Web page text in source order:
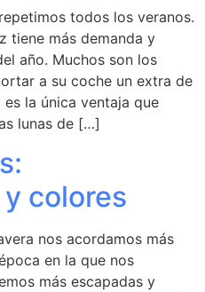
todos los veranos.
tiene más demanda y
año. Muchos son los
a su coche un extra de
la única ventaja que
lunas de […]
colores
nos acordamos más
en la que nos
más escapadas y